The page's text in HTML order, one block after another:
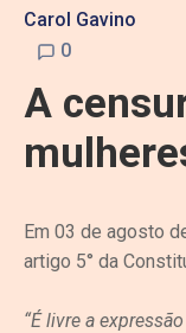
Carol Gavino
0
A
Em 03 de agosto
artigo 5° da
“É livre a